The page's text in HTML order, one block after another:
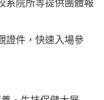
系院所等提供團體報
證件，快速入場參